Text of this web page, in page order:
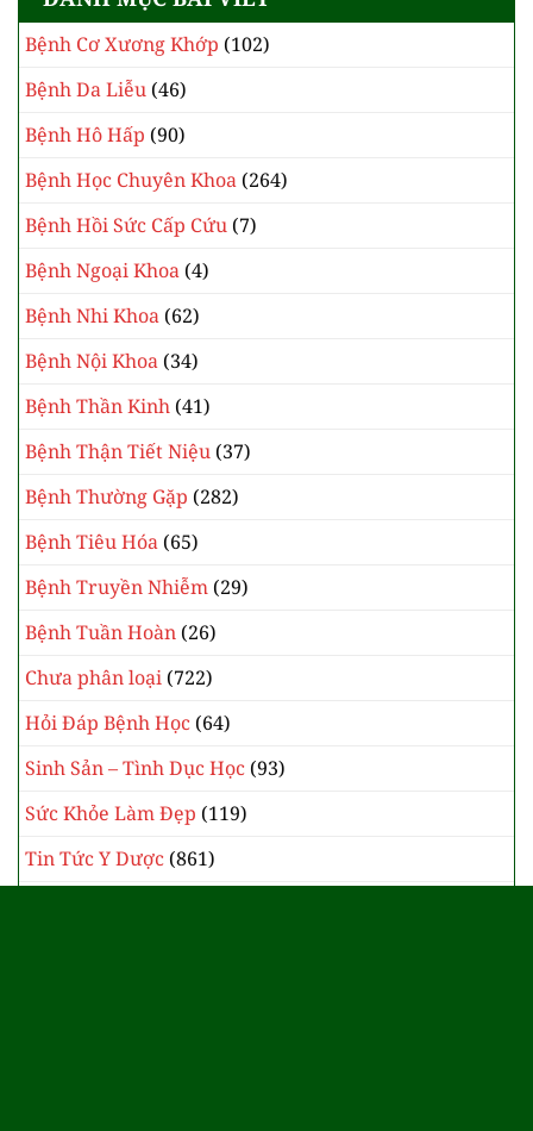
Bệnh Cơ Xương Khớp (102)
Bệnh Da Liễu (46)
Bệnh Hô Hấp (90)
Bệnh Học Chuyên Khoa (264)
Bệnh Hồi Sức Cấp Cứu (7)
Bệnh Ngoại Khoa (4)
Bệnh Nhi Khoa (62)
Bệnh Nội Khoa (34)
Bệnh Thần Kinh (41)
Bệnh Thận Tiết Niệu (37)
Bệnh Thường Gặp (282)
Bệnh Tiêu Hóa (65)
Bệnh Truyền Nhiễm (29)
Bệnh Tuần Hoàn (26)
Chưa phân loại (722)
Hỏi Đáp Bệnh Học (64)
Sinh Sản – Tình Dục Học (93)
Sức Khỏe Làm Đẹp (119)
Tin Tức Y Dược (861)